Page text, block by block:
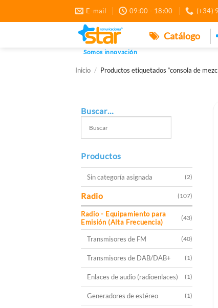
contenido
E-mail 09:00 - 18:00 (+34)
Somos innovación
Catálogo
Inicio / Productos etiquetados “consola de
Buscar…
Productos
Sin categoría asignada (2)
Radio (107)
Radio - Equipamiento para
Emisión (Alta Frecuencia)
(43)
Transmisores de FM (40)
Transmisores de DAB/DAB+ (1)
Enlaces de audio (radioenlaces) (1)
Generadores de estéreo (1)